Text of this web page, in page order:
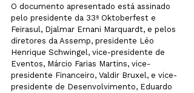
O documento apresentado está assinado
pelo presidente da 33ª Oktoberfest e
Feirasul, Djalmar Ernani Marquardt, e pelos
diretores da Assemp, presidente Léo
Henrique Schwingel, vice-presidente de
Eventos, Márcio Farias Martins, vice-
presidente Financeiro, Valdir Bruxel, e vice-
presidente de Desenvolvimento, Eduardo